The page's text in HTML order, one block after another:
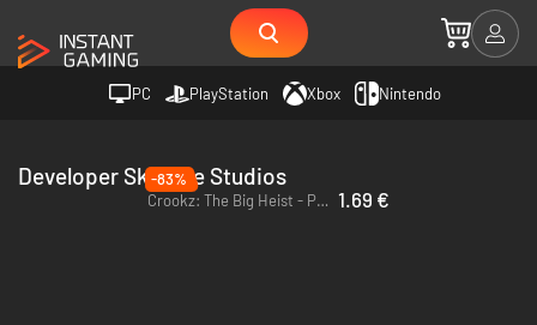
PC PlayStation Xbox Nintendo
Developer Skilltree Studios
-83%
Crookz: The Big Heist - PC & Mac (Steam) 1.69 €